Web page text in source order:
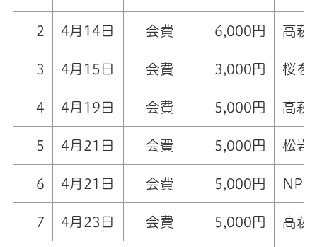
2 4月14日 会費 6,000円 高萩
3 4月15日 会費 3,000円 桜を
4 4月19日 会費 5,000円 高萩
5 4月21日 会費 5,000円 松岩
6 4月21日 会費 5,000円
7 4月23日 会費 5,000円 高萩